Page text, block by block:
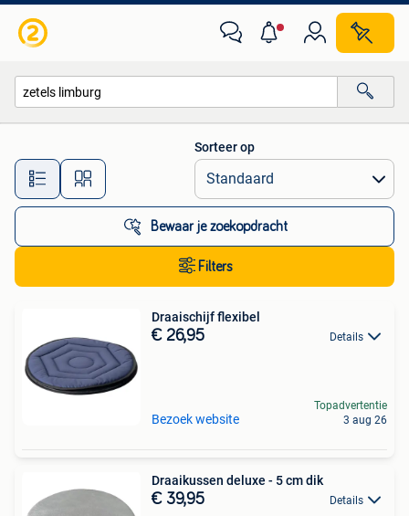
Alle afstanden…
Sorteer op
Bewaar je zoekopdracht
Filters
Draaischijf flexibel
€ 26,95 Details
Bezoek website
Topadvertentie
3 aug 26
Draaikussen deluxe - 5 cm dik
€ 39,95 Details